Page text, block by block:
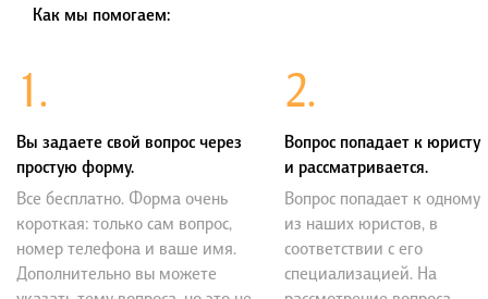
Как мы помогаем:
1.
Вы задаете свой вопрос через
простую форму.
Все бесплатно. Форма очень
короткая: только сам вопрос,
номер телефона и ваше имя.
Дополнительно вы можете
2.
Вопрос попадает к юристу
и рассматривается.
Вопрос попадает к одному
из наших юристов, в
соответствии с его
специализацией. На